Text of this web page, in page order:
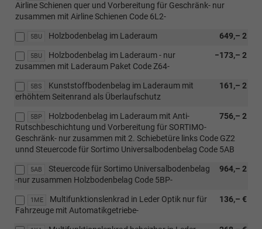
Airline Schienen quer und Vorbereitung für Geschränk- nur
zusammen mit Airline Schienen Code 6L2-
5BU 649,– 2
Holzbodenbelag im Laderaum
5BU −173,– 2
Holzbodenbelag im Laderaum - nur
zusammen mit Laderaum Paket Code Z64-
5BS 161,– 2
Kunststoffbodenbelag im Laderaum mit
erhöhtem Seitenrand als Überlaufschutz
5BP 756,– 2
Holzbodenbelag im Laderaum mit Anti-
Rutschbeschichtung und Vorbereitung für SORTIMO-
Geschränk- nur zusammen mit 2. Schiebetüre links Code GZ2
unnd Steuercode für Sortimo Universalbodenbelag Code 5AB
5AB 964,– 2
Steuercode für Sortimo Universalbodenbelag
-nur zusammen Holzbodenbelag Code 5BP-
1ME 136,– €
Multifunktionslenkrad in Leder Optik nur für
Fahrzeuge mit Automatikgetriebe-